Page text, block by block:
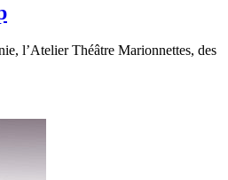
l’Atelier Théâtre Marionnettes, des